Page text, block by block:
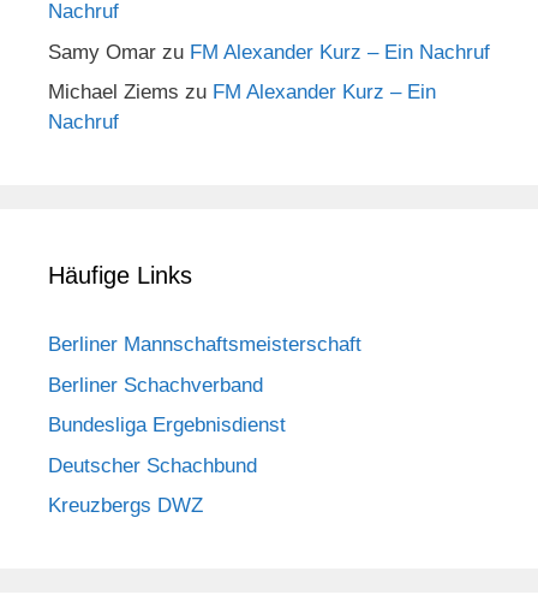
Nachruf
Samy Omar zu FM Alexander Kurz – Ein Nachruf
Michael Ziems zu FM Alexander Kurz – Ein
Nachruf
Häufige Links
Berliner Mannschaftsmeisterschaft
Berliner Schachverband
Bundesliga Ergebnisdienst
Deutscher Schachbund
Kreuzbergs DWZ